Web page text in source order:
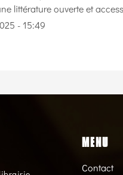
littérature ouverte et
- 15:49
MENU
Contact